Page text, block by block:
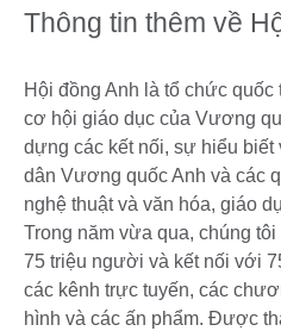
Thông tin thêm về
Hội đồng Anh là tổ chức
cơ hội giáo dục của Vương
dựng các kết nối, sự hiểu
dân Vương quốc Anh và các
nghệ thuật và văn hóa, giáo
Trong năm vừa qua, chúng
75 triệu người và kết nối với
các kênh trực tuyến, các
hình và các ấn phẩm. Được